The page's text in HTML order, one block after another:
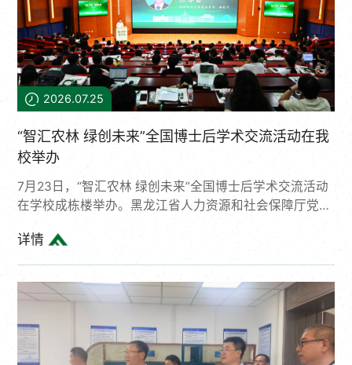
双向交流互鉴，充分整合双方在生...
2026.07.25
“智汇农林 绿创未来”全国博士后学术交流活动在我
校举办
7月23日，“智汇农林 绿创未来”全国博士后学术交流活动
在学校成栋楼举办。黑龙江省人力资源和社会保障厅党组
东北林业大学校长宋文龙、中国科学院院士马克平莅临现
场。200余名来自全国农林高校、科研院所的博士后，海
内外青年学者代表参加活动。活动由党委常委、副校长张
春雷主持。本次活动由全国博士后管委会办公室、人力资
源和社会保障部留学人员和专家服务中心、中国博士后科
学基金会指导，黑龙江省人力资源和社会保障厅主办，东
北林业大学承办。活动旨在...
详情